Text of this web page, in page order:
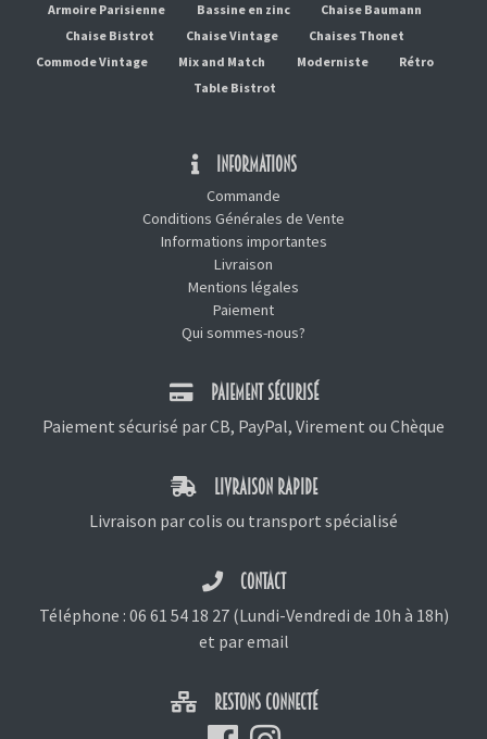
Armoire Parisienne Bassine en zinc
Chaise Baumann
Chaise Bistrot
Chaise Vintage
Chaises Thonet
Commode Vintage
Mix and Match Moderniste
Rétro
Table Bistrot
INFORMATIONS
Commande
Conditions Générales de Vente
Informations importantes
Livraison
Mentions légales
Paiement
Qui sommes-nous?
PAIEMENT SÉCURISÉ
Paiement sécurisé par CB, PayPal, Virement ou Chèque
LIVRAISON RAPIDE
Livraison par colis ou transport spécialisé
CONTACT
Téléphone : 06 61 54 18 27(Lundi-Vendredi de 10h à 18h)
et par email
RESTONS CONNECTÉ